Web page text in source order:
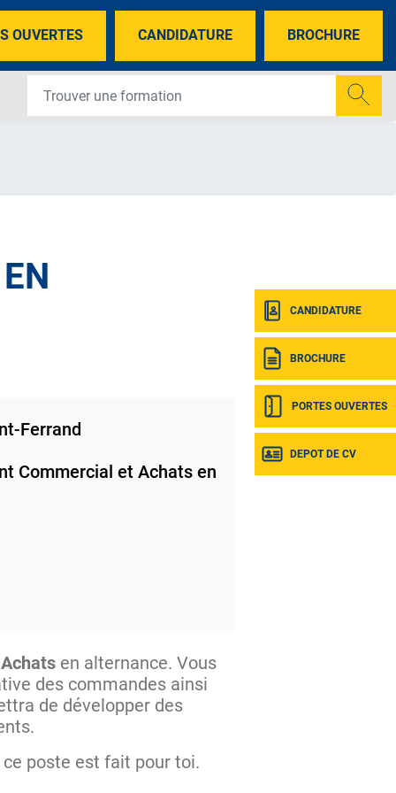
OUVERTES CANDIDATURE BROCHURE
CANDIDATURE
BROCHURE
PORTES OUVERTES
DEPOT DE CV
Ferrand
Commercial et Achats en
en alternance. Vous
des commandes ainsi
de développer des
ce poste est fait pour toi.